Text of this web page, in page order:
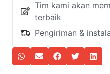
Tim kami akan
terbaik
Pengiriman &